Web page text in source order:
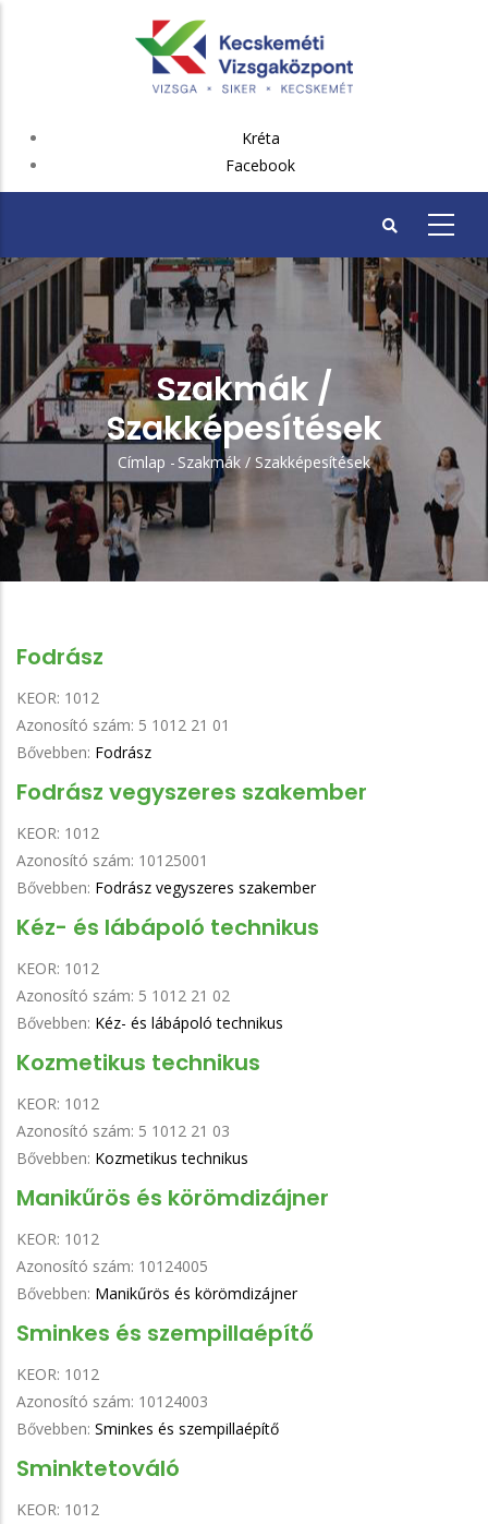
FEJLÉC
Kréta
Facebook
Szakmák /
Szakképesítések
Morzsa
Címlap - Szakmák / Szakképesítések
Fodrász
KEOR: 1012
Azonosító szám: 5 1012 21 01
Bővebben: Fodrász
Fodrász vegyszeres szakember
KEOR: 1012
Azonosító szám: 10125001
Bővebben: Fodrász vegyszeres szakember
Kéz- és lábápoló technikus
KEOR: 1012
Azonosító szám: 5 1012 21 02
Bővebben: Kéz- és lábápoló technikus
Kozmetikus technikus
KEOR: 1012
Azonosító szám: 5 1012 21 03
Bővebben: Kozmetikus technikus
Manikűrös és körömdizájner
KEOR: 1012
Azonosító szám: 10124005
Bővebben: Manikűrös és körömdizájner
Sminkes és szempillaépítő
KEOR: 1012
Azonosító szám: 10124003
Bővebben: Sminkes és szempillaépítő
Sminktetováló
KEOR: 1012